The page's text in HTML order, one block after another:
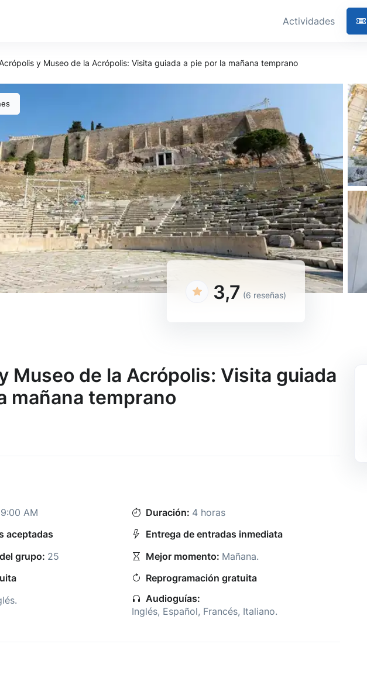
Actividades
Acrópolis y Museo de la Acrópolis: Visita guiada a pie por la mañana temprano
3,7 (6 reseñas)
Museo de la Acrópolis: Visita guiada
mañana temprano
9:00 AM Duración: 4 horas
aceptadas
Entrega de entradas inmediata
grupo: 25 Mejor momento: Mañana.
Reprogramación gratuita
.
Audioguías:
Inglés, Español, Francés, Italiano.